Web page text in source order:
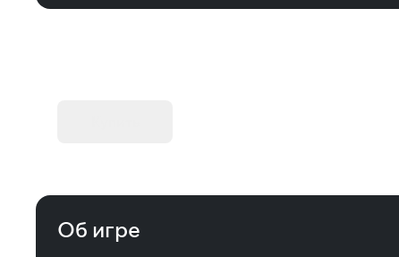
Об игре